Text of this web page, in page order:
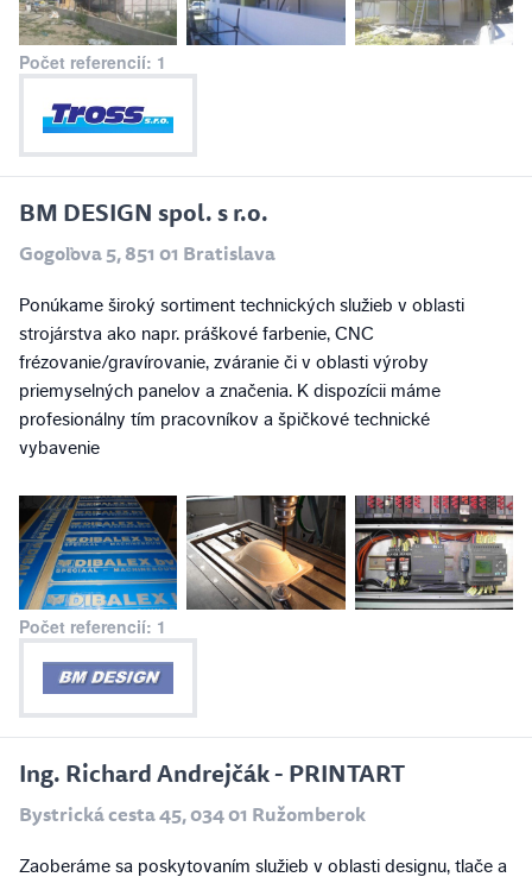
Počet referencií: 1
BM DESIGN spol. s r.o.
Gogoľova 5, 851 01 Bratislava
Ponúkame široký sortiment technických služieb v oblasti
strojárstva ako napr. práškové farbenie, CNC
frézovanie/gravírovanie, zváranie či v oblasti výroby
priemyselných panelov a značenia. K dispozícii máme
profesionálny tím pracovníkov a špičkové technické
vybavenie
Počet referencií: 1
Ing. Richard Andrejčák - PRINTART
Bystrická cesta 45, 034 01 Ružomberok
Zaoberáme sa poskytovaním služieb v oblasti designu, tlače a